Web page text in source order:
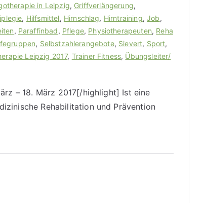
in Leipzig, Griffverlängerung,
, Hilfsmittel, Hirnschlag, Hirntraining,Job,
, Paraffinbad, Pflege, Physiotherapeuten, Reha
, Selbstzahlerangebote, Sievert, Sport,
Leipzig 2017, Trainer Fitness, Übungsleiter/
– 18. März 2017[/highlight] Ist eine
Rehabilitation und Prävention